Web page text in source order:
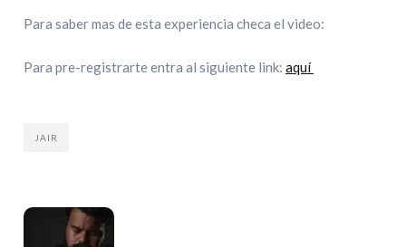
Para saber mas de esta experiencia checa el video:
Para pre-registrarte entra al siguiente link:aquí
JAIR